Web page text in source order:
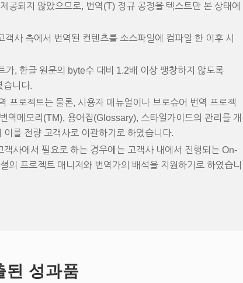
공되지 않았으므로, 번역(T) 정규 공정을 텍스트만 본 상태에
사 측에서 번역된 컨텐츠를 소스파일에 컴파일 한 이후 시
가, 한글 원문의 byte수 대비 1.2배 이상 팽창하지 않도록
습니다.
프로젝트는 물론, 사용자 매뉴얼이나 브로슈어 번역 프로젝
역메모리(TM), 용어집(Glossary), 스타일가이드의 관리를 개
이를 전량 고객사로 이관하기로 하였습니다.
객사에서 필요로 하는 경우에는 고객사 내에서 진행되는 On-
의 프로젝트 매니저와 번역가의 배석을 지원하기로 하였습니
된 성과품